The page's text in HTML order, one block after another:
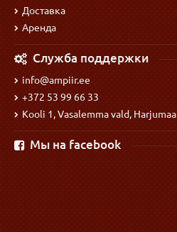
Доставка
Аренда
Служба поддержки
info@ampiir.ee
+372 53 99 66 33
Kooli 1, Vasalemma vald, Harjumaa
Мы на facebook